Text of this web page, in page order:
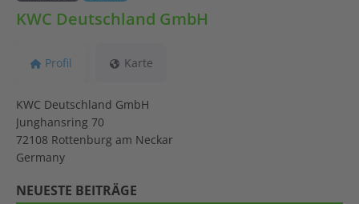
KWC Deutschland GmbH
Profil Karte
KWC Deutschland GmbH
Junghansring 70
72108 Rottenburg am Neckar
Germany
NEUESTE BEITRÄGE